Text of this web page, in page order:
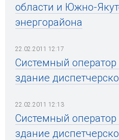
области и Южно-
энергорайона
22.02.2011 12:17
Системный оператор
здание
22.02.2011 12:13
Системный оператор
здание